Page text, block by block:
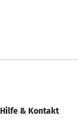
Hilfe & Kontakt